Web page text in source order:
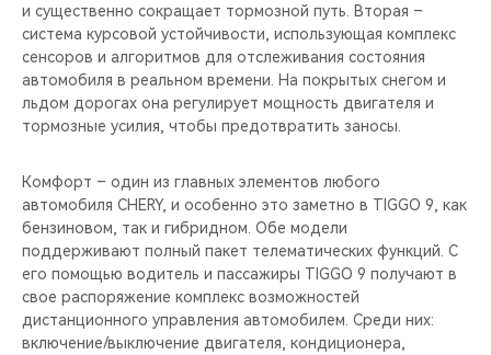
и существенно сокращает тормозной путь. Вторая –
система курсовой устойчивости, использующая комплекс
сенсоров и алгоритмов для отслеживания состояния
автомобиля в реальном времени. На покрытых снегом и
льдом дорогах она регулирует мощность двигателя и
тормозные усилия, чтобы предотвратить заносы.
Комфорт – один из главных элементов любого
автомобиля CHERY, и особенно это заметно в TIGGO 9, как
бензиновом, так и гибридном. Обе модели
поддерживают полный пакет телематических функций. С
его помощью водитель и пассажиры TIGGO 9 получают в
свое распоряжение комплекс возможностей
дистанционного управления автомобилем. Среди них:
включение/выключение двигателя, кондиционера,